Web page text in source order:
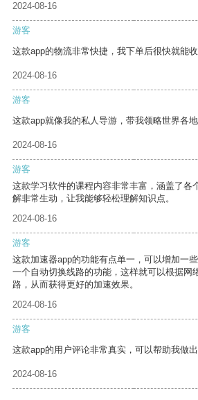
2024-08-16
游客
这款app的物流非常快捷，我下单后很快就能收
2024-08-16
游客
这款app就像我的私人导游，带我领略世界各地
2024-08-16
游客
这款学习软件的课程内容非常丰富，涵盖了各
解非常生动，让我能够轻松理解知识点。
2024-08-16
游客
这款加速器app的功能有点单一，可以增加一
一个自动切换线路的功能，这样就可以根据网
路，从而获得更好的加速效果。
2024-08-16
游客
这款app的用户评论非常真实，可以帮助我做出
2024-08-16